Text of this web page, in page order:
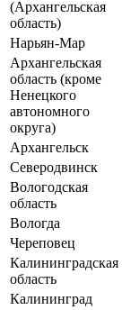
(Архангельская
область)
Нарьян-Мар
Архангельская
область (кроме
Ненецкого
автономного
округа)
Архангельск
Северодвинск
Вологодская
область
Вологда
Череповец
Калининградская
область
Калининград